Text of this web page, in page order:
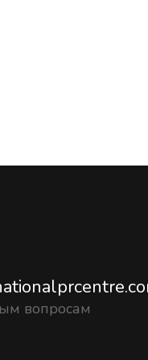
вопросам